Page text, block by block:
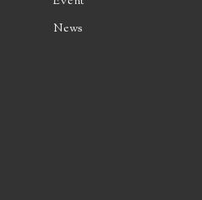
News